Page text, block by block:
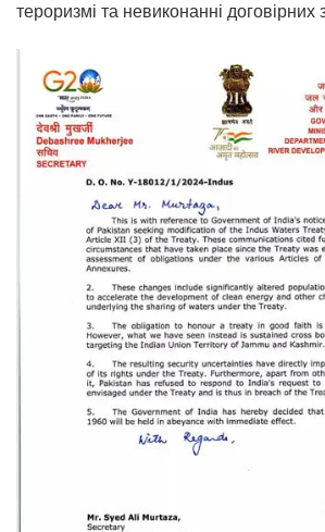
тероризмі та невиконанні договірних